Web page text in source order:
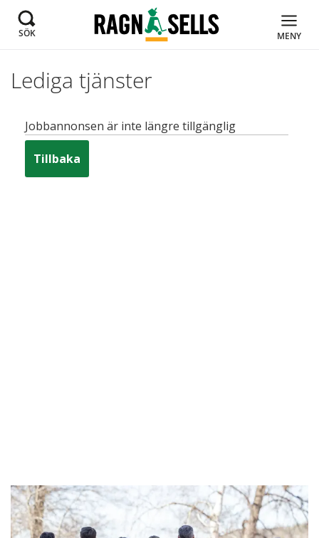
SÖK MENY
Lediga tjänster